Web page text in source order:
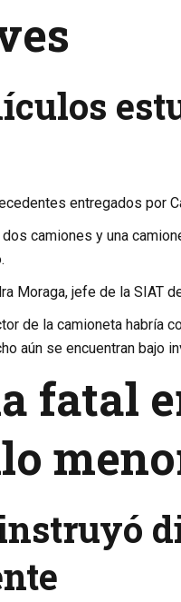
entregados por
camiones y una
Moraga, jefe de la SIAT
de la camioneta habría
aún se encuentran bajo
fatal